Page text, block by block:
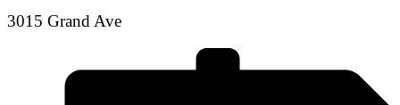
3015 Grand Ave